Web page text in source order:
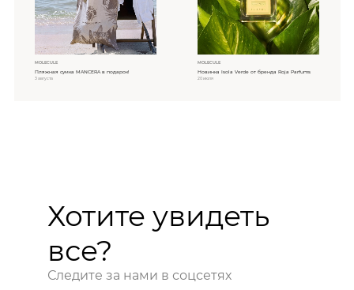
MOLECULE
Пляжная сумка MANCERA в подарок!
3 августа
MOLECULE
Новинка Isola Verde от бренда Roja Parfums
20 июля
Хотите увидеть
все?
Следите за нами в соцсетях